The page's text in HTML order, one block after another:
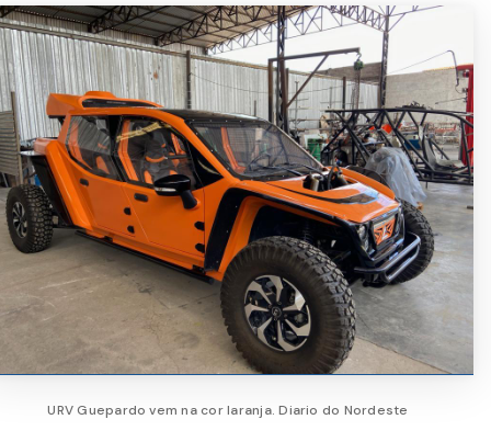
URV Guepardo vem na cor laranja. Diario do Nordeste